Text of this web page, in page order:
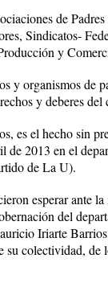
de
Sindicatos-
y
y organismos de
y deberes del
es el hecho sin
de 2013 en el
de La U).
esperar ante
del
Iriarte
su colectividad,